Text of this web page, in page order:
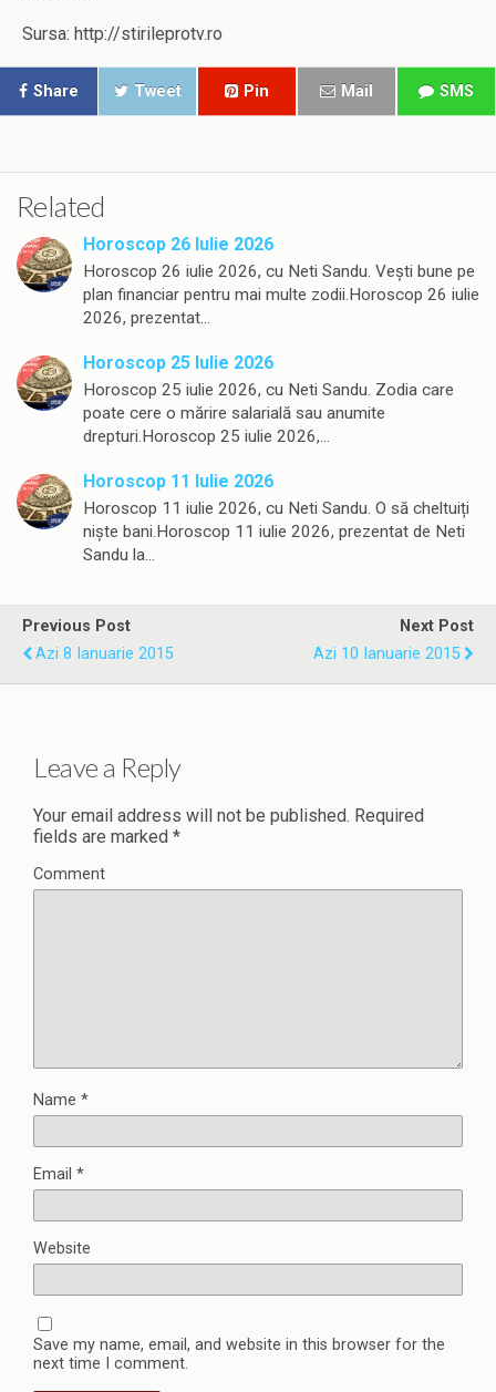
Sursa: http://stirileprotv.ro
Share Tweet Pin Mail SMS
Related
Horoscop 26 Iulie 2026
Horoscop 26 iulie 2026, cu Neti Sandu. Vești bune pe
plan financiar pentru mai multe zodii.Horoscop 26 iulie
2026, prezentat…
Horoscop 25 Iulie 2026
Horoscop 25 iulie 2026, cu Neti Sandu. Zodia care
poate cere o mărire salarială sau anumite
drepturi.Horoscop 25 iulie 2026,…
Horoscop 11 Iulie 2026
Horoscop 11 iulie 2026, cu Neti Sandu. O să cheltuiți
niște bani.Horoscop 11 iulie 2026, prezentat de Neti
Sandu la…
Previous Post
Azi 8 Ianuarie 2015
Next Post
Azi 10 Ianuarie 2015
Leave a Reply
Your email address will not be published. Required
fields are marked *
Comment
Name *
Email *
Website
Save my name, email, and website in this browser for the
next time I comment.